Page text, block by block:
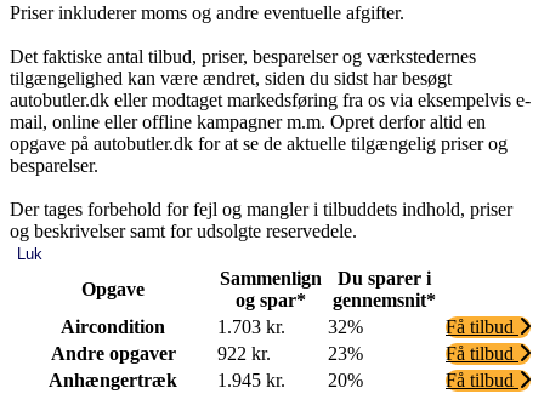
Priser inkluderer moms og andre eventuelle afgifter.
Det faktiske antal tilbud, priser, besparelser og værkstedernes
tilgængelighed kan være ændret, siden du sidst har besøgt
autobutler.dk eller modtaget markedsføring fra os via eksempelvis e-
mail, online eller offline kampagner m.m. Opret derfor altid en
opgave på autobutler.dk for at se de aktuelle tilgængelig priser og
besparelser.
Der tages forbehold for fejl og mangler i tilbuddets indhold, priser
og beskrivelser samt for udsolgte reservedele.
Luk
Opgave
Sammenlign
og spar*
Du sparer i
gennemsnit*
Aircondition
1.703 kr. 32%
Få tilbud
Andre opgaver
922 kr. 23%
Få tilbud
Anhængertræk
1.945 kr. 20%
Få tilbud